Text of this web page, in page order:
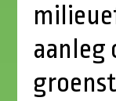
aanleg